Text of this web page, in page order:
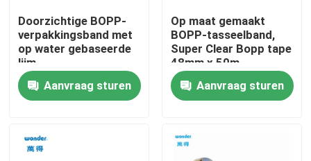
Thuis
Doorzichtige BOPP-
verpakkingsband met
op water gebaseerde
lijm
Aanvraag sturen
Op maat gemaakt
BOPP-tasseelband,
Super Clear Bopp tape
48mm x 50m
Aanvraag sturen